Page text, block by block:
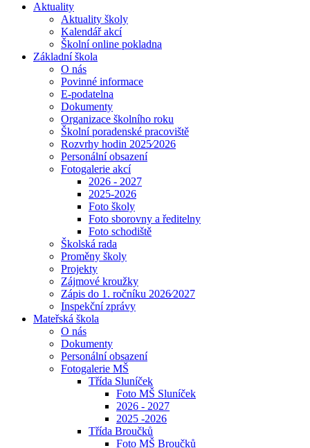
Aktuality
Aktuality školy
Kalendář akcí
Školní online pokladna
Základní škola
O nás
Povinné informace
E-podatelna
Dokumenty
Organizace školního roku
Školní poradenské pracoviště
Rozvrhy hodin 2025⁄2026
Personální obsazení
Fotogalerie akcí
2026 - 2027
2025-2026
Foto školy
Foto sborovny a ředitelny
Foto schodiště
Školská rada
Proměny školy
Projekty
Zájmové kroužky
Zápis do 1. ročníku 2026⁄2027
Inspekční zprávy
Mateřská škola
O nás
Dokumenty
Personální obsazení
Fotogalerie MŠ
Třída Sluníček
Foto MŠ Sluníček
2026 - 2027
2025 -2026
Třída Broučků
Foto MŠ Broučků